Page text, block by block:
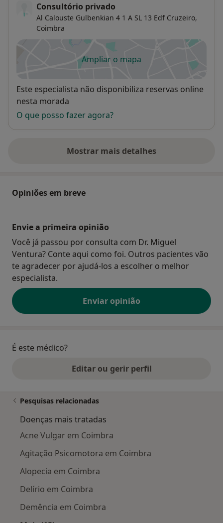
Consultório privado
Al Calouste Gulbenkian 4 1 A SL 13 Edf Cruzeiro,
Coimbra
Ampliar o mapaabre num novo separador
Disponibilidade
Este especialista não disponibiliza reservas online
nesta morada
O que posso fazer agora?
Mostrar mais detalhes
sobre o endereço
Opiniões em breve
Envie a primeira opinião
Você já passou por consulta com Dr. Miguel
Ventura? Conte aqui como foi. Outros pacientes vão
te agradecer por ajudá-los a escolher o melhor
especialista.
Enviar opinião
É este médico?
Editar ou gerir perfil
Pesquisas relacionadas
Doenças mais tratadas
Acne Vulgar em Coimbra
Agitação Psicomotora em Coimbra
Alopecia em Coimbra
Delírio em Coimbra
Demência em Coimbra